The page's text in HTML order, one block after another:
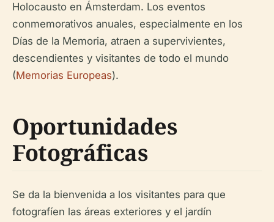
Holocausto en Ámsterdam. Los eventos
conmemorativos anuales, especialmente en los
Días de la Memoria, atraen a supervivientes,
descendientes y visitantes de todo el mundo
(Memorias Europeas).
Oportunidades
Fotográficas
Se da la bienvenida a los visitantes para que
fotografíen las áreas exteriores y el jardín